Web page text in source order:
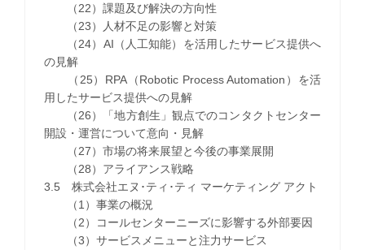
（22）課題及び解決の方向性
（23）人材不足の影響と対策
（24）AI（人工知能）を活用したサービス提供へ
の見解
（25）RPA（Robotic Process Automation）を活
用したサービス提供への見解
（26）「地方創生」観点でのコンタクトセンター
開設・運営について意向・見解
（27）市場の将来展望と今後の事業展開
（28）アライアンス戦略
3.5 株式会社エヌ･ティ･ティ マーケティング アクト
（1）事業の概況
（2）コールセンターニーズに影響する外部要因
（3）サービスメニューと注力サービス